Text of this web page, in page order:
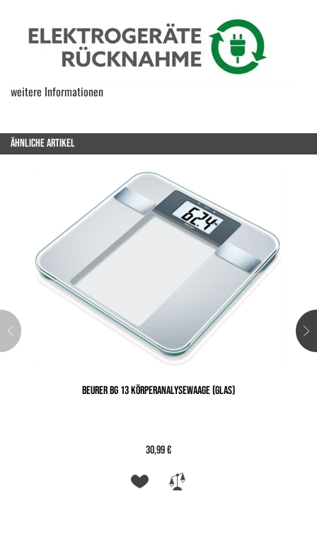
weitere Informationen
ÄHNLICHE ARTIKEL
BEURER BG 13 KÖRPERANALYSEWAAGE (GLAS)
30,99 €